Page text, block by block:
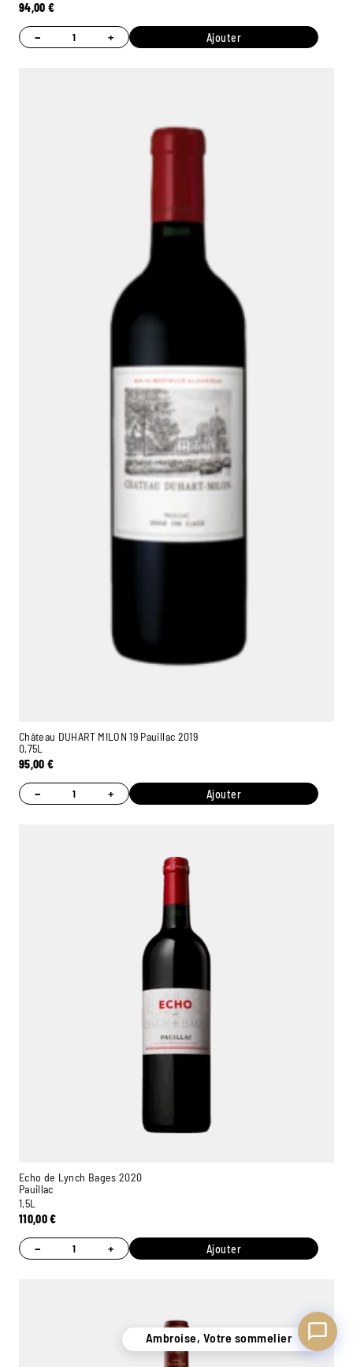
94,00€
− + Ajouter
Château DUHART MILON 19 Pauillac 2019
0,75L
95,00€
− + Ajouter
Echo de Lynch Bages 2020
Pauillac
1,5L
110,00€
− + Ajouter
Ambroise, Votre sommelier
Disponible pour vous conseiller